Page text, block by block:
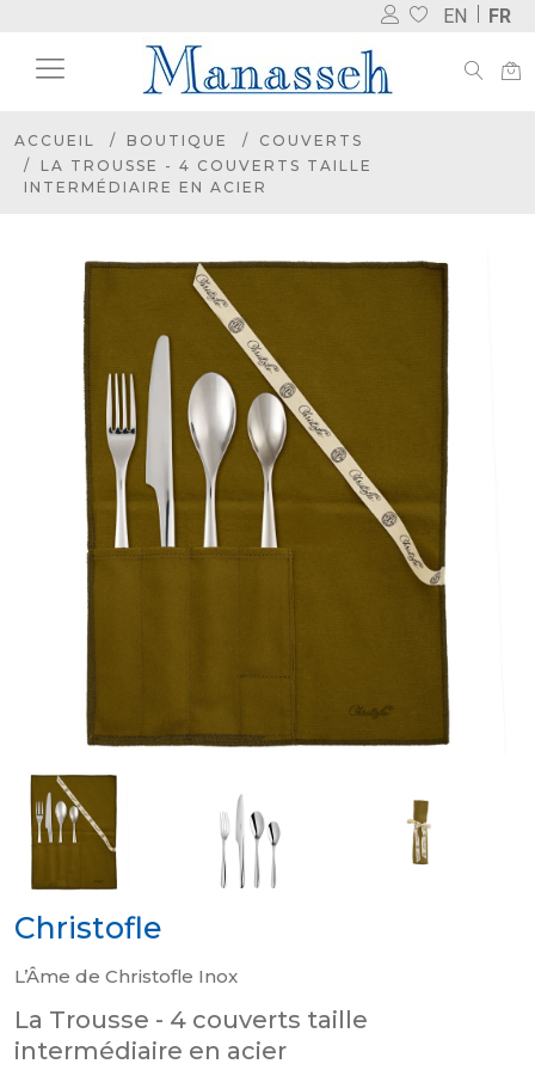
EN FR
ACCUEIL BOUTIQUE
COUVERTS
LA TROUSSE - 4 COUVERTS TAILLE
INTERMÉDIAIRE EN ACIER
Christofle
L’Âme de Christofle Inox
La Trousse - 4 couverts taille
intermédiaire en acier